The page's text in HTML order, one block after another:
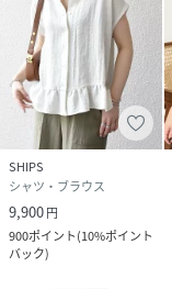
SHIPS
シャツ・ブラウス
9,900円
900ポイント(10%ポイント
バック)